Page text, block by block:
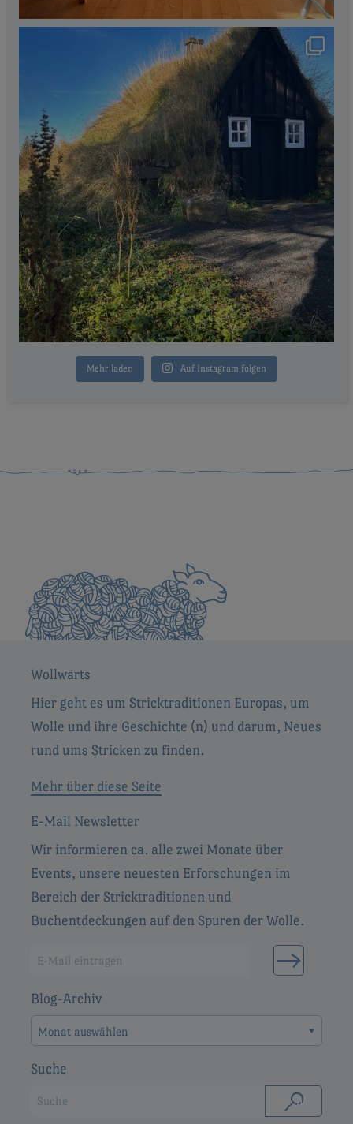
Mehr laden Auf Instagram folgen
Wollwärts
Hier geht es um Stricktraditionen Europas, um
Wolle und ihre Geschichte (n) und darum, Neues
rund ums Stricken zu finden.
Mehr über diese Seite
E-Mail Newsletter
Wir informieren ca. alle zwei Monate über
Events, unsere neuesten Erforschungen im
Bereich der Stricktraditionen und
Buchentdeckungen auf den Spuren der Wolle.
Blog-Archiv
Blog-
Suche